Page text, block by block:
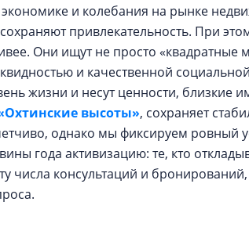
и колебания на рынке
привлекательность. При
Они ищут не просто «квадратные
и качественной
жизни и несут ценности, близкие
высоты», сохраняет
однако мы фиксируем ровный
года активизацию: те, кто
числа консультаций и